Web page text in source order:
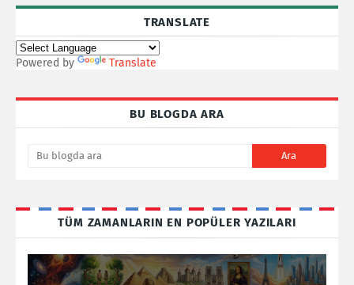
TRANSLATE
Powered by Translate
BU BLOGDA ARA
TÜM ZAMANLARIN EN POPÜLER YAZILARI